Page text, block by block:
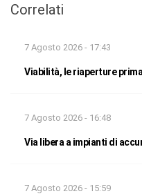
Correlati
7 Agosto 2026 - 17:43
Viabilità, le riaperture
7 Agosto 2026 - 16:48
Via libera a impianti di
7 Agosto 2026 - 15:59